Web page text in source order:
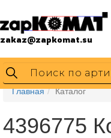
zakaz@zapkomat.su
Главная Каталог
4396775